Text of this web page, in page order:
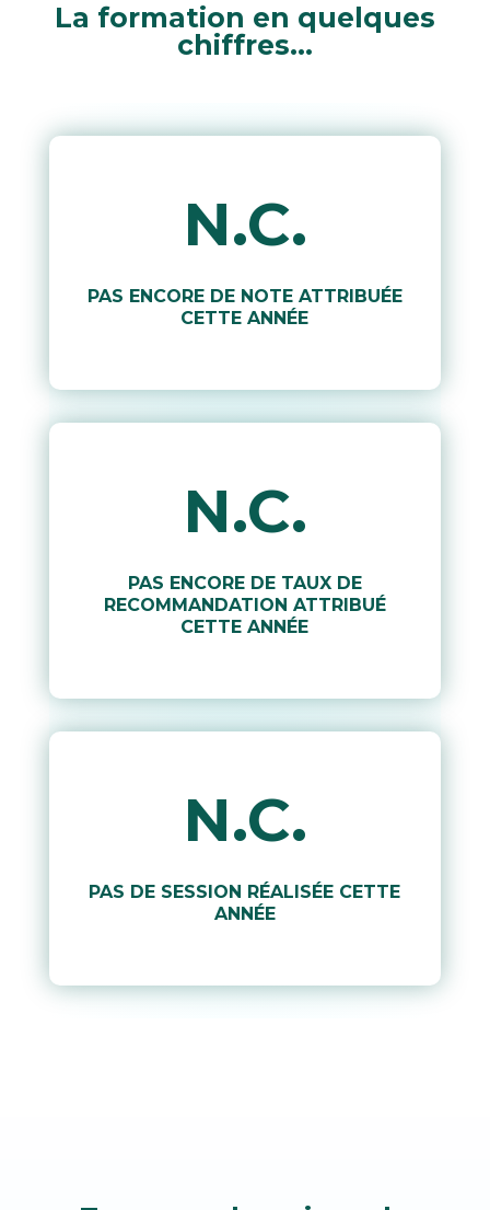
La formation en quelques
chiffres…
N.C.
PAS ENCORE DE NOTE ATTRIBUÉE
CETTE ANNÉE
N.C.
PAS ENCORE DE TAUX DE
RECOMMANDATION ATTRIBUÉ
CETTE ANNÉE
N.C.
PAS DE SESSION RÉALISÉE CETTE
ANNÉE